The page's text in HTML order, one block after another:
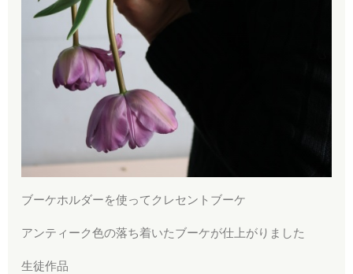
ブーケホルダーを使ってクレセントブーケ
アンティーク色の落ち着いたブーケが仕上がりました
生徒作品